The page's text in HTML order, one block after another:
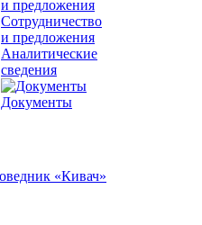
Сотрудничество
и предложения
Аналитические
сведения
Документы